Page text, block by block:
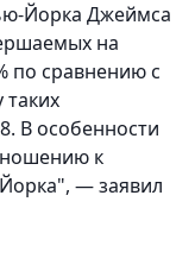
Йорка Джеймса
на
по сравнению с
В особенности
к
— заявил